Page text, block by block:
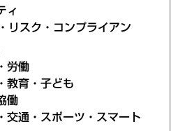
ィ
リスク・コンプライアン
労働
教育・子ども
働
交通・スポーツ・スマート